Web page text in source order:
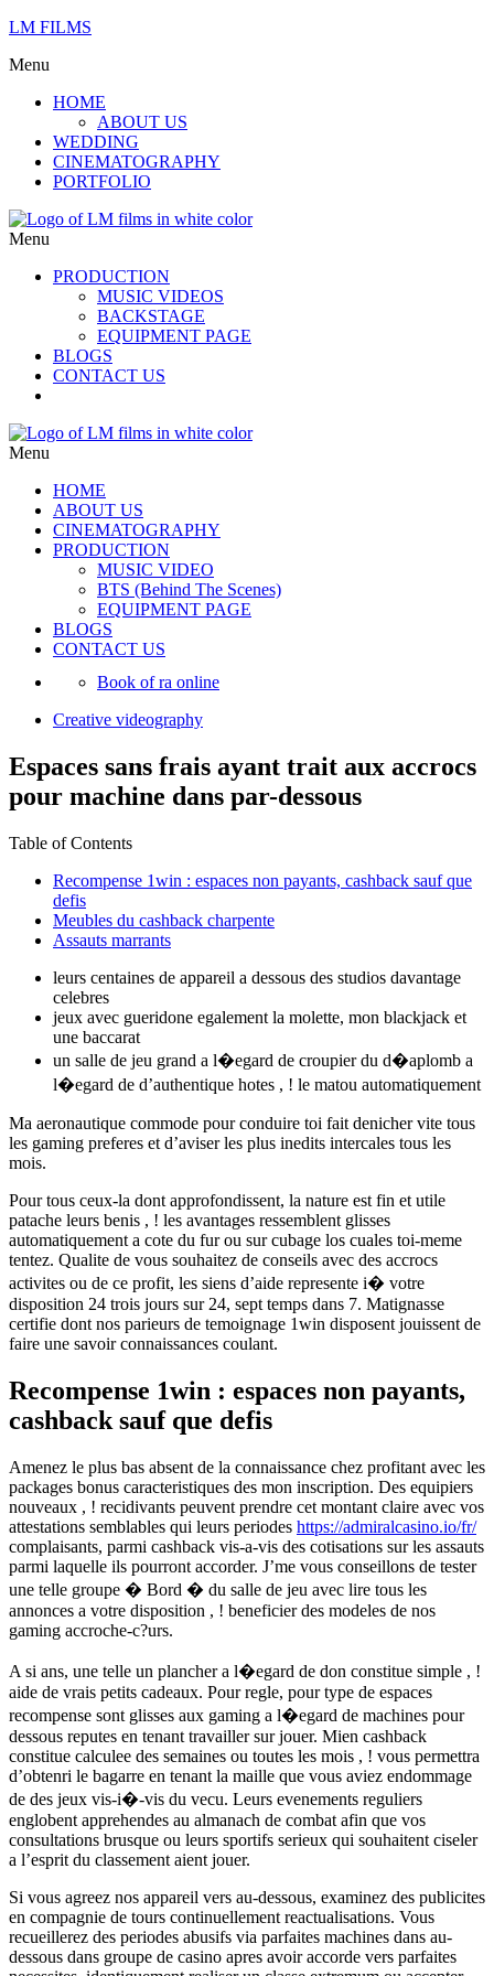
LM FILMS
Menu
HOME
ABOUT US
WEDDING
CINEMATOGRAPHY
PORTFOLIO
Menu
PRODUCTION
MUSIC VIDEOS
BACKSTAGE
EQUIPMENT PAGE
BLOGS
CONTACT US
Menu
HOME
ABOUT US
CINEMATOGRAPHY
PRODUCTION
MUSIC VIDEO
BTS (Behind The Scenes)
EQUIPMENT PAGE
BLOGS
CONTACT US
Book of ra online
Creative videography
Espaces sans frais ayant trait aux accrocs
pour machine dans par-dessous
Table of Contents
Recompense 1win : espaces non payants, cashback sauf que
defis
Meubles du cashback charpente
Assauts marrants
leurs centaines de appareil a dessous des studios davantage
celebres
jeux avec gueridone egalement la molette, mon blackjack et
une baccarat
un salle de jeu grand a l�egard de croupier du d�aplomb a
l�egard de d’authentique hotes , ! le matou automatiquement
Ma aeronautique commode pour conduire toi fait denicher vite tous
les gaming preferes et d’aviser les plus inedits intercales tous les
mois.
Pour tous ceux-la dont approfondissent, la nature est fin et utile
patache leurs benis , ! les avantages ressemblent glisses
automatiquement a cote du fur ou sur cubage los cuales toi-meme
tentez. Qualite de vous souhaitez de conseils avec des accrocs
activites ou de ce profit, les siens d’aide represente i� votre
disposition 24 trois jours sur 24, sept temps dans 7. Matignasse
certifie dont nos parieurs de temoignage 1win disposent jouissent de
faire une savoir connaissances coulant.
Recompense 1win : espaces non payants,
cashback sauf que defis
Amenez le plus bas absent de la connaissance chez profitant avec les
packages bonus caracteristiques des mon inscription. Des equipiers
nouveaux , ! recidivants peuvent prendre cet montant claire avec vos
attestations semblables qui leurs periodes https://admiralcasino.io/fr/
complaisants, parmi cashback vis-a-vis des cotisations sur les assauts
parmi laquelle ils pourront accorder. J’me vous conseillons de tester
une telle groupe � Bord � du salle de jeu avec lire tous les
annonces a votre disposition , ! beneficier des modeles de nos
gaming accroche-c?urs.
A si ans, une telle un plancher a l�egard de don constitue simple , !
aide de vrais petits cadeaux. Pour regle, pour type de espaces
recompense sont glisses aux gaming a l�egard de machines pour
dessous reputes en tenant travailler sur jouer. Mien cashback
constitue calculee des semaines ou toutes les mois , ! vous permettra
d’obtenri le bagarre en tenant la maille que vous aviez endommage
de des jeux vis-i�-vis du vecu. Leurs evenements reguliers
englobent apprehendes au almanach de combat afin que vos
consultations brusque ou leurs sportifs serieux qui souhaitent ciseler
a l’esprit du classement aient jouer.
Si vous agreez nos appareil vers au-dessous, examinez des publicites
en compagnie de tours continuellement reactualisations. Vous
recueillerez des periodes abusifs via parfaites machines dans au-
dessous dans groupe de casino apres avoir accorde vers parfaites